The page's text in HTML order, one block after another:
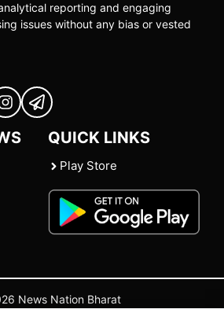
reporting and engaging
issues without any bias or vested
QUICK LINKS
Play Store
News Nation Bharat